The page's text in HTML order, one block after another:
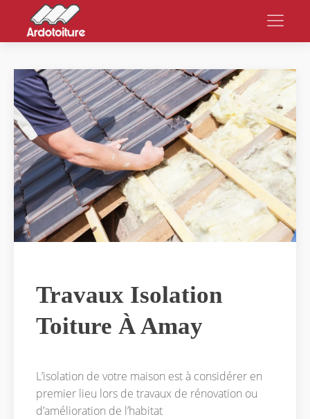
Travaux Isolation
Toiture À Amay
L’isolation de votre maison est à considérer en
premier lieu lors de travaux de rénovation ou
d’amélioration de l’habitat